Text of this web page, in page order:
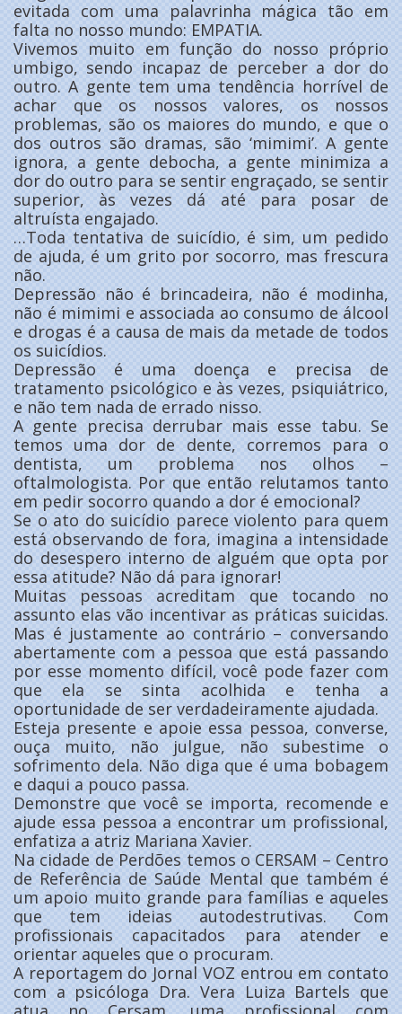
evitada com uma palavrinha mágica tão em
falta no nosso mundo: EMPATIA.
Vivemos muito em função do nosso próprio
umbigo, sendo incapaz de perceber a dor do
outro. A gente tem uma tendência horrível de
achar que os nossos valores, os nossos
problemas, são os maiores do mundo, e que o
dos outros são dramas, são ‘mimimi’. A gente
ignora, a gente debocha, a gente minimiza a
dor do outro para se sentir engraçado, se sentir
superior, às vezes dá até para posar de
altruísta engajado.
…Toda tentativa de suicídio, é sim, um pedido
de ajuda, é um grito por socorro, mas frescura
não.
Depressão não é brincadeira, não é modinha,
não é mimimi e associada ao consumo de álcool
e drogas é a causa de mais da metade de todos
os suicídios.
Depressão é uma doença e precisa de
tratamento psicológico e às vezes, psiquiátrico,
e não tem nada de errado nisso.
A gente precisa derrubar mais esse tabu. Se
temos uma dor de dente, corremos para o
dentista, um problema nos olhos –
oftalmologista. Por que então relutamos tanto
em pedir socorro quando a dor é emocional?
Se o ato do suicídio parece violento para quem
está observando de fora, imagina a intensidade
do desespero interno de alguém que opta por
essa atitude? Não dá para ignorar!
Muitas pessoas acreditam que tocando no
assunto elas vão incentivar as práticas suicidas.
Mas é justamente ao contrário – conversando
abertamente com a pessoa que está passando
por esse momento difícil, você pode fazer com
que ela se sinta acolhida e tenha a
oportunidade de ser verdadeiramente ajudada.
Esteja presente e apoie essa pessoa, converse,
ouça muito, não julgue, não subestime o
sofrimento dela. Não diga que é uma bobagem
e daqui a pouco passa.
Demonstre que você se importa, recomende e
ajude essa pessoa a encontrar um profissional,
enfatiza a atriz Mariana Xavier.
Na cidade de Perdões temos o CERSAM – Centro
de Referência de Saúde Mental que também é
um apoio muito grande para famílias e aqueles
que tem ideias autodestrutivas. Com
profissionais capacitados para atender e
orientar aqueles que o procuram.
A reportagem do Jornal VOZ entrou em contato
com a psicóloga Dra. Vera Luiza Bartels que